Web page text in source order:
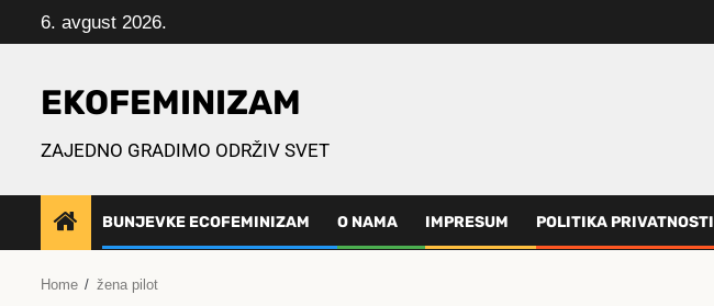
to
6. avgust 2026.
EKOFEMINIZAM
ZAJEDNO GRADIMO ODRŽIV SVET
BUNJEVKE ECOFEMINIZAM O NAMA IMPRESUM POLITIKA PRIVATNOSTI
Home žena pilot